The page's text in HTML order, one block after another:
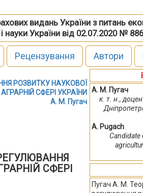
видань України з питань
науки України від 02.07.2020 №
Рецензування Автори
РОЗВИТКУ НАУКОВОЇ
СФЕРІ УКРАЇНИ
А. М. Пугач
СФЕРІ
А. М. Пугач
к. т. н.,
A. Pugach
Candidate
Пугач А. М.